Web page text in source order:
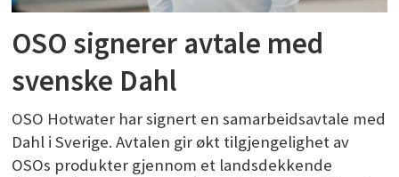
OSO signerer avtale med
svenske Dahl
OSO Hotwater har signert en samarbeidsavtale med
Dahl i Sverige. Avtalen gir økt tilgjengelighet av
OSOs produkter gjennom et landsdekkende